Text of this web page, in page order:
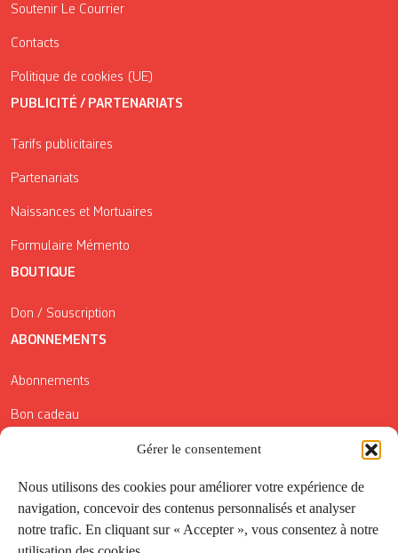
Gérer le consentement
Nous utilisons des cookies pour améliorer votre expérience de
navigation, concevoir des contenus personnalisés et analyser
notre trafic. En cliquant sur « Accepter », vous consentez à notre
Soutenir Le Courrier
Contacts
Politique de cookies (UE)
PUBLICITÉ / PARTENARIATS
Tarifs publicitaires
Partenariats
Naissances et Mortuaires
Formulaire Mémento
BOUTIQUE
Don / Souscription
ABONNEMENTS
Abonnements
Bon cadeau
Conditions générales de vente
Réductions de la Carte Côté Courrier
Application